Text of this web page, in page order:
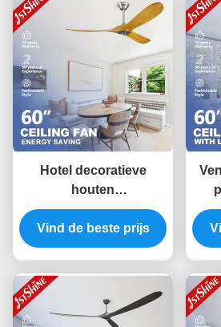
Hotel decoratieve
houten
plafondventilator met
DC motor
afstandsbediening
Vind de beste prijs